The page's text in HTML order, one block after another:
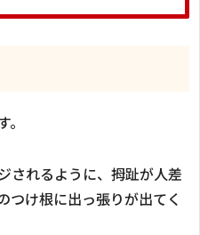
されるように、拇趾が人差
つけ根に出っ張りが出てく